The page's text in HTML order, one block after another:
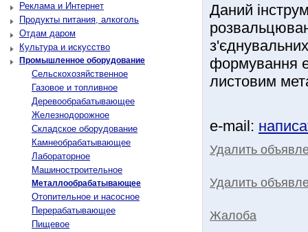
Реклама и Интернет
Продукты питания, алкоголь
Отдам даром
Культура и искусство
Промышленное оборудование
Сельскохозяйственное
Газовое и топливное
Деревообрабатывающее
Железнодорожное
Складское оборудование
Камнеобрабатывающее
Лабораторное
Машиностроительное
Металлообрабатывающее
Отопительное и насосное
Перерабатывающее
Пищевое
Даний
формування
листовим
e-mail:
Удалить
Удалить
Жалоба